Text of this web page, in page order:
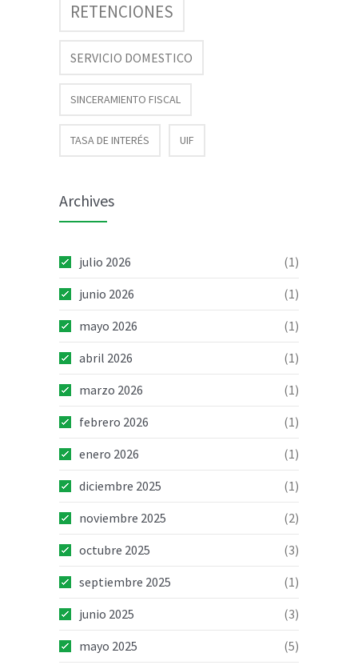
RETENCIONES
SERVICIO DOMESTICO
SINCERAMIENTO FISCAL
TASA DE INTERÉS UIF
Archives
julio 2026
(1)
junio 2026
(1)
mayo 2026
(1)
abril 2026
(1)
marzo 2026
(1)
febrero 2026
(1)
enero 2026
(1)
diciembre 2025
(1)
noviembre 2025
(2)
octubre 2025
(3)
septiembre 2025
(1)
junio 2025
(3)
mayo 2025
(5)